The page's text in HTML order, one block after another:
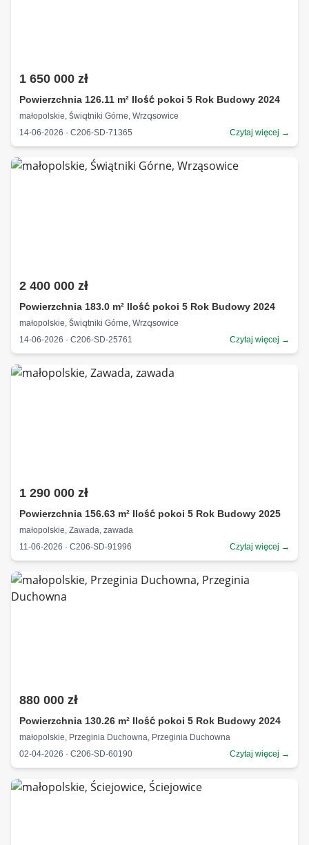
1 650 000 zł
Powierzchnia 126.11 m² Ilość pokoi 5 Rok Budowy 2024
małopolskie, Świątniki Górne, Wrząsowice
14-06-2026 · C206-SD-71365
Czytaj więcej →
2 400 000 zł
Powierzchnia 183.0 m² Ilość pokoi 5 Rok Budowy 2024
małopolskie, Świątniki Górne, Wrząsowice
14-06-2026 · C206-SD-25761
Czytaj więcej →
1 290 000 zł
Powierzchnia 156.63 m² Ilość pokoi 5 Rok Budowy 2025
małopolskie, Zawada, zawada
11-06-2026 · C206-SD-91996
Czytaj więcej →
880 000 zł
Powierzchnia 130.26 m² Ilość pokoi 5 Rok Budowy 2024
małopolskie, Przeginia Duchowna, Przeginia Duchowna
02-04-2026 · C206-SD-60190
Czytaj więcej →